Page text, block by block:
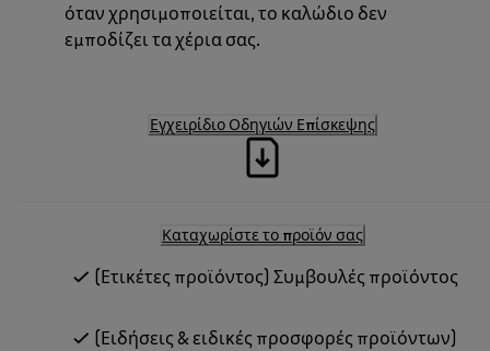
όταν χρησιμοποιείται, το καλώδιο δεν
εμποδίζει τα χέρια σας.
Εγχειρίδιο Οδηγιών Επίσκεψης
Καταχωρίστε το προϊόν σας
(Ετικέτες προϊόντος) Συμβουλές προϊόντος
(Ειδήσεις & ειδικές προσφορές προϊόντων)